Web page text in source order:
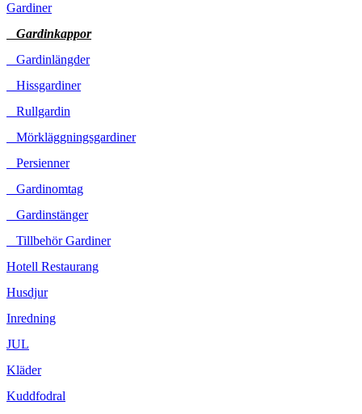
Gardiner
Gardinkappor
Gardinlängder
Hissgardiner
Rullgardin
Mörkläggningsgardiner
Persienner
Gardinomtag
Gardinstänger
Tillbehör Gardiner
Hotell Restaurang
Husdjur
Inredning
JUL
Kläder
Kuddfodral